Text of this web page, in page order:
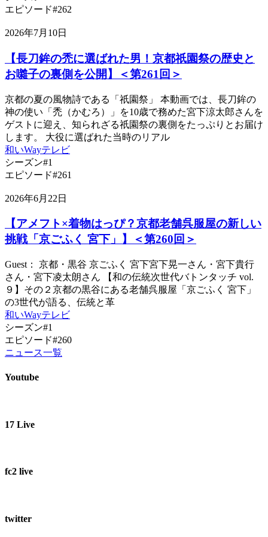
エピソード#262
2026年7月10日
【長刀鉾の禿に選ばれた男！京都祇園祭の歴史と
お囃子の裏側を公開】＜第261回＞
京都の夏の風物詩である「祇園祭」 本動画では、長刀鉾の
神の使い「禿（かむろ）」を10歳で務めた宮下涼太郎さんを
ゲストに迎え、知られざる祇園祭の裏側をたっぷりとお届け
します。 大役に選ばれた当時のリアル
和いWayテレビ
シーズン#1
エピソード#261
2026年6月22日
【アメフト×着物はっぴ？京都老舗呉服屋の新しい
挑戦「京ごふく 宮下」】＜第260回＞
Guest： 京都・黒谷 京ごふく 宮下宮下晃一さん・宮下貴行
さん・宮下凌太朗さん 【和の伝統次世代バトンタッチ vol.
９】その２京都の黒谷にある老舗呉服屋「京ごふく 宮下」
の3世代が語る、伝統と革
和いWayテレビ
シーズン#1
エピソード#260
ニュース一覧
Youtube
17 Live
fc2 live
twitter